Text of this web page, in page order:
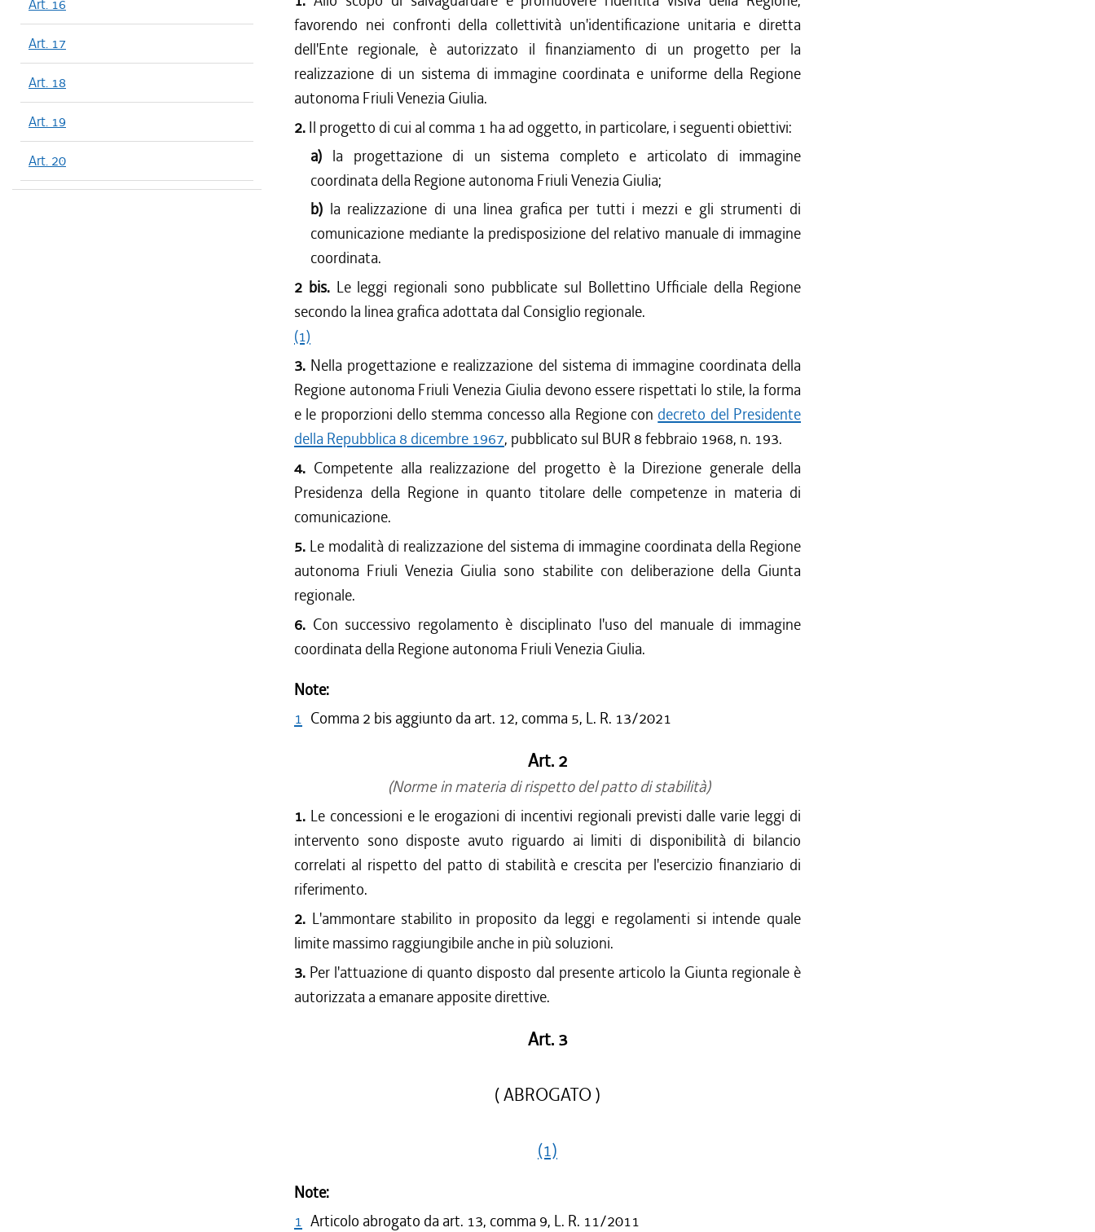
Art. 16
Art. 17
Art. 18
Art. 19
Art. 20
favorendo nei confronti della collettività un'identificazione unitaria e diretta
dell'Ente regionale, è autorizzato il finanziamento di un progetto per la
realizzazione di un sistema di immagine coordinata e uniforme della Regione
autonoma Friuli Venezia Giulia.
2. Il progetto di cui al comma 1 ha ad oggetto, in particolare, i seguenti obiettivi:
a) la progettazione di un sistema completo e articolato di immagine
coordinata della Regione autonoma Friuli Venezia Giulia;
b) la realizzazione di una linea grafica per tutti i mezzi e gli strumenti di
comunicazione mediante la predisposizione del relativo manuale di immagine
coordinata.
2 bis. Le leggi regionali sono pubblicate sul Bollettino Ufficiale della Regione
secondo la linea grafica adottata dal Consiglio regionale.
(1)
3. Nella progettazione e realizzazione del sistema di immagine coordinata della
Regione autonoma Friuli Venezia Giulia devono essere rispettati lo stile, la forma
e le proporzioni dello stemma concesso alla Regione con decreto del Presidente
della Repubblica 8 dicembre 1967, pubblicato sul BUR 8 febbraio 1968, n. 193.
4. Competente alla realizzazione del progetto è la Direzione generale della
Presidenza della Regione in quanto titolare delle competenze in materia di
comunicazione.
5. Le modalità di realizzazione del sistema di immagine coordinata della Regione
autonoma Friuli Venezia Giulia sono stabilite con deliberazione della Giunta
regionale.
6. Con successivo regolamento è disciplinato l'uso del manuale di immagine
coordinata della Regione autonoma Friuli Venezia Giulia.
Note:
1 Comma 2 bis aggiunto da art. 12, comma 5, L. R. 13/2021
Art. 2
(Norme in materia di rispetto del patto di stabilità)
1. Le concessioni e le erogazioni di incentivi regionali previsti dalle varie leggi di
intervento sono disposte avuto riguardo ai limiti di disponibilità di bilancio
correlati al rispetto del patto di stabilità e crescita per l'esercizio finanziario di
riferimento.
2. L'ammontare stabilito in proposito da leggi e regolamenti si intende quale
limite massimo raggiungibile anche in più soluzioni.
3. Per l'attuazione di quanto disposto dal presente articolo la Giunta regionale è
autorizzata a emanare apposite direttive.
Art. 3
( ABROGATO )
(1)
Note:
1 Articolo abrogato da art. 13, comma 9, L. R. 11/2011